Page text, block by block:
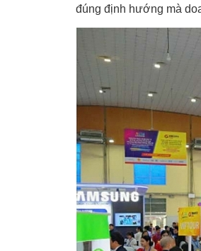
đúng định hướng mà